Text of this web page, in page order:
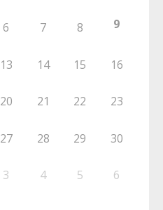
6 7 8 9
13 14 15 16
20 21 22 23
27 28 29 30
3 4 5 6